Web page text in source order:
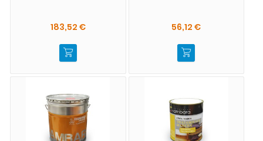
183,52 € 56,12 €